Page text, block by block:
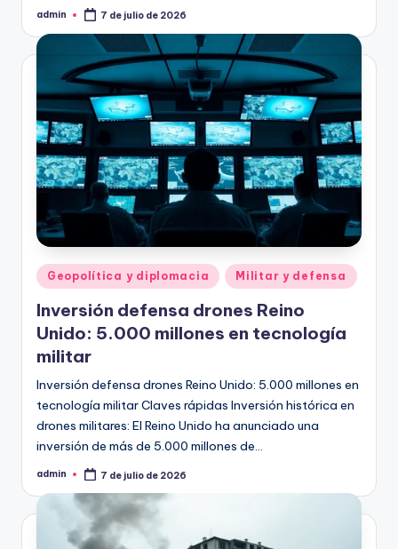
Publicado
admin 7 de julio de 2026
Publicado
en
Geopolítica y diplomacia Militar y defensa
Inversión defensa drones Reino
Unido: 5.000 millones en tecnología
militar
Inversión defensa drones Reino Unido: 5.000 millones en
tecnología militar Claves rápidas Inversión histórica en
drones militares: El Reino Unido ha anunciado una
inversión de más de 5.000 millones de…
Publicado
admin 7 de julio de 2026